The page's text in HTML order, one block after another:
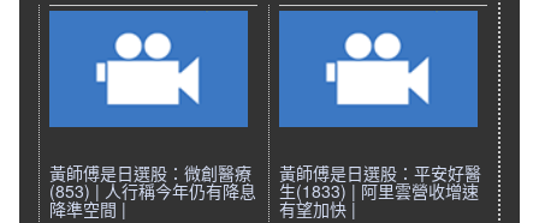
黃師傅是日選股：微創醫療
(853) | 人行稱今年仍有降息
降準空間 |
黃師傅是日選股：平安好醫
生(1833) | 阿里雲營收增速
有望加快 |